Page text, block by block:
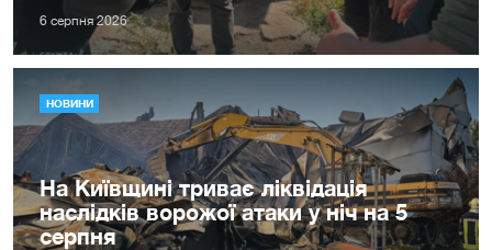
6 серпня 2026
НОВИНИ
На Київщині триває ліквідація
наслідків ворожої атаки у ніч на 5
серпня